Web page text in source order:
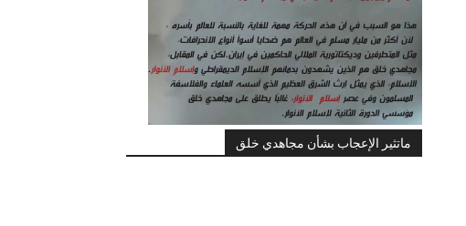
ماتثير الإعجاب بشأن مجاهدي خلق